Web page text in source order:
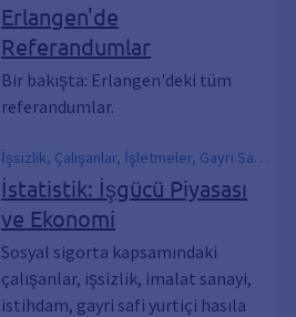
Erlangen'de
Referandumlar
Bir bakışta: Erlangen'deki tüm
referandumlar.
İşsizlik, Çalışanlar, İşletmeler, Gayri Safi
Yurtiçi Hasıla, GSYİH, İş için gidip
gelenler, Çalışma, İmalat sektörü
İstatistik: İşgücü Piyasası
ve Ekonomi
Sosyal sigorta kapsamındaki
çalışanlar, işsizlik, imalat sanayi,
istihdam, gayri safi yurtiçi hasıla